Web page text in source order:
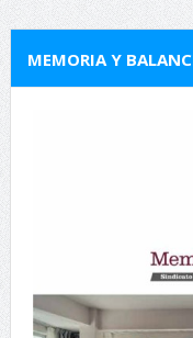
MEMORIA Y